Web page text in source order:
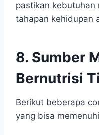
pastikan kebutuhan
tahapan kehidupan
8. Sumber
Bernutrisi
Berikut beberapa
yang bisa